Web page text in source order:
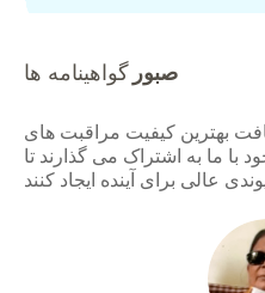
صبور گواهینامه ها
بهترین کیفیت مراقبت های
ما به اشتراک می گذارند تا